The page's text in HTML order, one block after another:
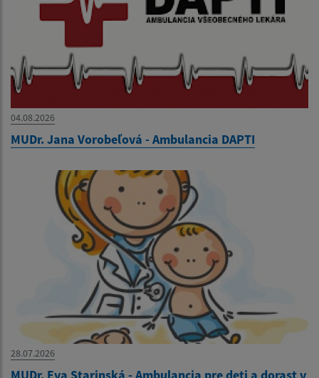
04.08.2026
MUDr. Jana Vorobeľová - Ambulancia DAPTI
28.07.2026